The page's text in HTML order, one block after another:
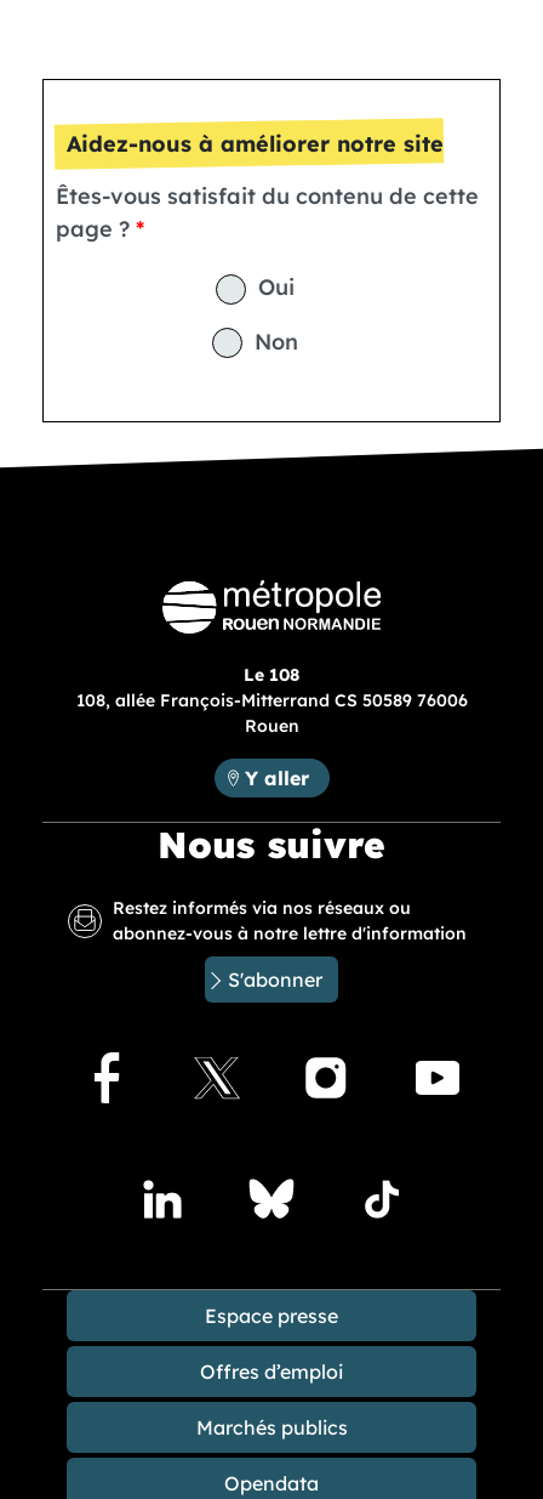
Aidez-nous à améliorer notre site
Êtes-vous satisfait du contenu de cette
page ?
Oui
Non
Le 108
108, allée François-Mitterrand CS 50589 76006
Rouen
Métropole Rouen Normandie :
Y aller
Nous suivre
Restez informés via nos réseaux ou
abonnez-vous à notre lettre d'information
S'abonner
Facebook
X Instagram
LindedinBlueskyTikTok
Espace presse
Offres d’emploi
Marchés publics
Opendata